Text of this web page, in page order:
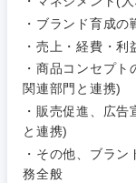
・ブランド育成の
・売上・経費・
・商品コンセプ
関連部門と連携)
・販売促進、広
と連携)
・その他、ブラ
務全般
SCM
人事
マーケテ
ィング
営業
営業
サービス
素材・化
食品・化
メディカ
フリーワード
こだわ